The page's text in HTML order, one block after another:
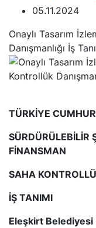
05.11.2024
Onaylı Tasarım
Danışmanlığı İş
TÜRKİYE
SÜRDÜRÜLEBİLİR
FİNANSMAN
SAHA
İŞ TANIMI
Eleşkirt Belediyesi